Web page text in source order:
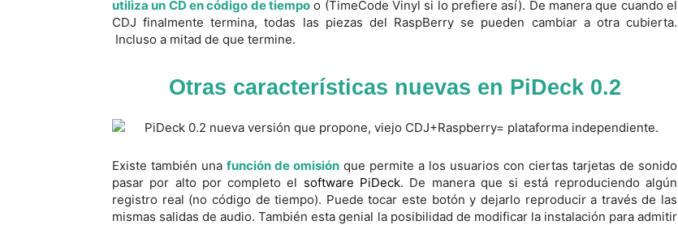
utiliza un CD en código de tiempo o (TimeCode Vinyl si lo prefiere así). De manera que cuando el
CDJ finalmente termina, todas las piezas del RaspBerry se pueden cambiar a otra cubierta.
Incluso a mitad de que termine.
Otras características nuevas en PiDeck 0.2
Existe también una función de omisión que permite a los usuarios con ciertas tarjetas de sonido
pasar por alto por completo el software PiDeck. De manera que si está reproduciendo algún
registro real (no código de tiempo). Puede tocar este botón y dejarlo reproducir a través de las
mismas salidas de audio. También esta genial la posibilidad de modificar la instalación para admitir